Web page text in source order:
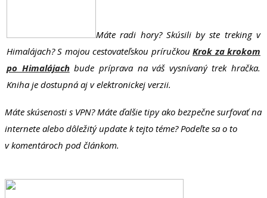
Máte radi hory? Skúsili by ste treking v
Himalájach? S mojou cestovateľskou príručkouKrok za krokom
po Himalájachbude príprava na váš vysnívaný trek hračka.
Kniha je dostupná aj v elektronickej verzii.
Máte skúsenosti s VPN? Máte ďalšie tipy ako bezpečne surfovať na
internete alebo dôležitý update k tejto téme? Podeľte sa o to
v komentároch pod článkom.